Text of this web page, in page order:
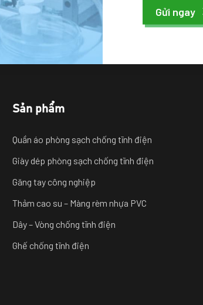
Gửi ngay
Sản phẩm
Quần áo phòng sạch chống tĩnh điện
Giày dép phòng sạch chống tĩnh điện
Găng tay công nghiệp
Thảm cao su – Màng rèm nhựa PVC
Dây – Vòng chống tĩnh điện
Ghế chống tĩnh điện